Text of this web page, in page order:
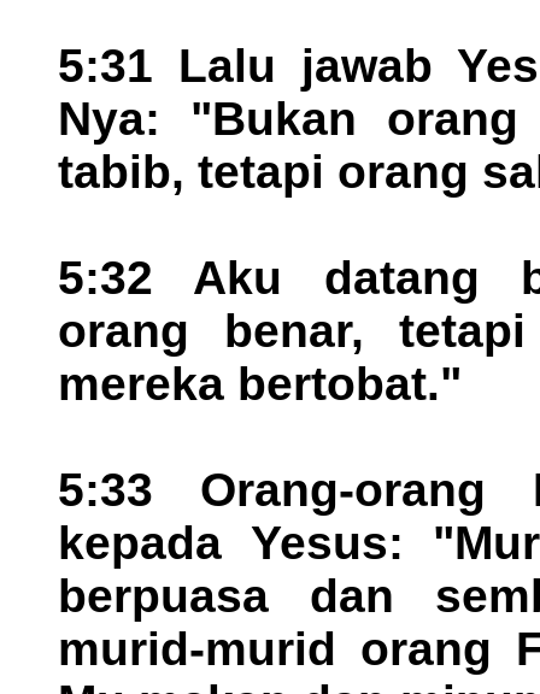
5:31 Lalu jawab
Nya: "Bukan
tabib, tetapi orang
5:32 Aku datang
orang benar,
mereka bertobat."
5:33 Orang-
kepada Yesus:
berpuasa dan
murid-murid orang